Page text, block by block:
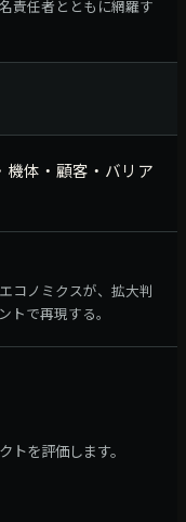
責任者とともに網羅す
体・顧客・バリア
コノミクスが、拡大判
で再現する。
トを評価します。